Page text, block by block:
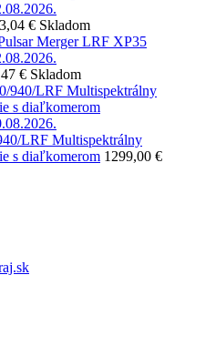
€ Skladom
€ Skladom
LRF Multispektrálny
s diaľkomerom 1299,00 €